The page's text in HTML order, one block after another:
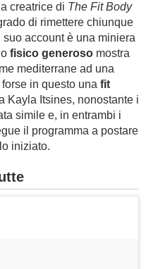
creatrice di The Fit Body
di rimettere chiunque
suo account è una miniera
fisico generoso mostra
mediterrane ad una
in questo una fit
Kayla Itsines, nonostante i
simile e, in entrambi i
il programma a postare
iniziato.